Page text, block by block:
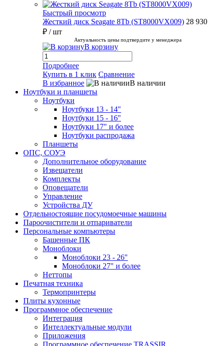
Быстрый просмотр
Жесткий диск Seagate 8Tb (ST8000VX009) 28 930
₽ / шт
Актуальность цены подтвердите у менеджера
В корзину
Подробнее
Купить в 1 клик Сравнение
В избранное
В наличии
Ноутбуки и планшеты
Ноутбуки
Ноутбуки 13 - 14"
Ноутбуки 15 - 16"
Ноутбуки 17" и более
Ноутбуки распродажа
Планшеты
ОПС, СОУЭ
Дополнительное оборудование
Извещатели
Комплекты
Оповещатели
Управление
Устройства ДУ
Отдельностоящие посудомоечные машины
Пароочистители и отпариватели
Персональные компьютеры
Башенные ПК
Моноблоки
Моноблоки 23 - 26"
Моноблоки 27" и более
Неттопы
Печатная техника
Термопринтеры
Плиты кухонные
Программное обеспечение
Интеграция
Интеллектуальные модули
Приложения
Программное обеспечение TRASSIR